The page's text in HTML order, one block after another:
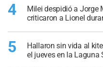
4
Milei despidió a Jorge
criticaron a Lionel
5
Hallaron sin vida al
el jueves en la Laguna